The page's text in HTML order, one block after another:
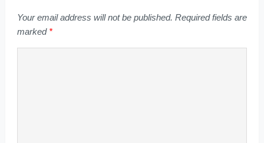
Your email address will not be published. Required fields are
marked *